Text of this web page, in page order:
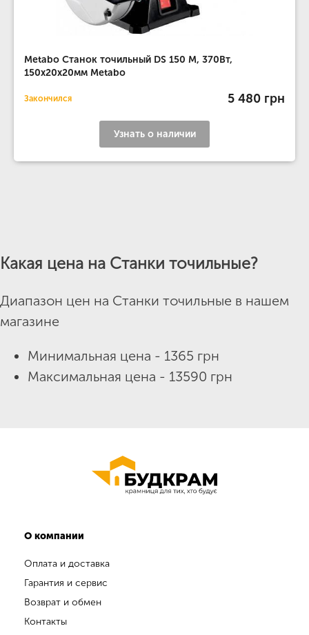
Metabo Станок точильный DS 150 M, 370Вт,
150x20x20мм Metabo
Закончился 5 480 грн
Узнать о наличии
Какая цена на Станки точильные?
Диапазон цен на Станки точильные в нашем
магазине
Минимальная цена - 1365 грн
Максимальная цена - 13590 грн
О компании
Оплата и доставка
Гарантия и сервис
Возврат и обмен
Контакты